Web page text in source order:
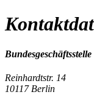
Bundesgeschäftsstelle
Reinhardtstr. 14
10117 Berlin